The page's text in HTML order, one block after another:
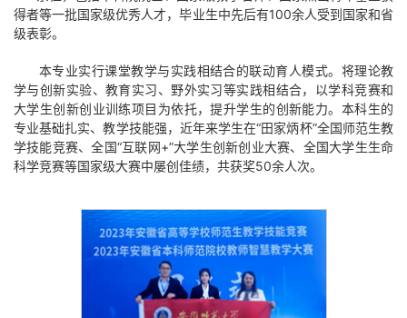
得者等一批国家级优秀人才，毕业生中先后有100余人受到国家和省
级表彰。
本专业实行课堂教学与实践相结合的联动育人模式。将理论教
学与创新实验、教育实习、野外实习等实践相结合，以学科竞赛和
大学生创新创业训练项目为依托，提升学生的创新能力。本科生的
专业基础扎实、教学技能强，近年来学生在“田家炳杯”全国师范生教
学技能竞赛、全国“互联网+”大学生创新创业大赛、全国大学生生命
科学竞赛等国家级大赛中屡创佳绩，共获奖50余人次。